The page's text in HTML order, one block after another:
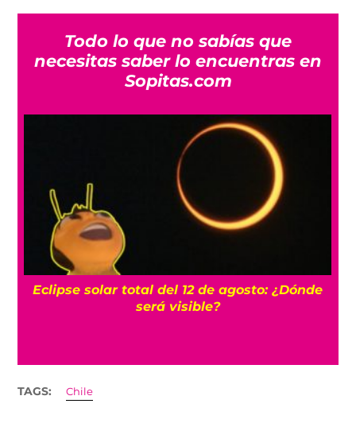
Todo lo que no sabías que
necesitas saber lo encuentras en
Sopitas.com
Eclipse solar total del 12 de agosto: ¿Dónde
será visible?
TAGS: Chile